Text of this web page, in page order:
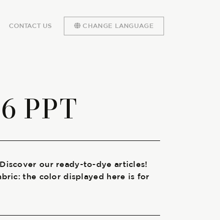
CONTACT US CHANGE LANGUAGE
PPT
our ready-to-dye articles!
the color displayed here is for